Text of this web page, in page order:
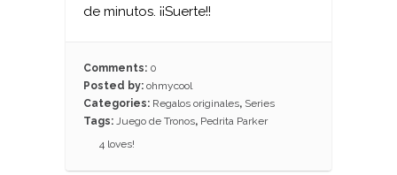
de minutos. ¡¡Suerte!!
Comments: 0
Posted by: ohmycool
Categories: Regalos originales, Series
Tags: Juego de Tronos, Pedrita Parker
4 loves!